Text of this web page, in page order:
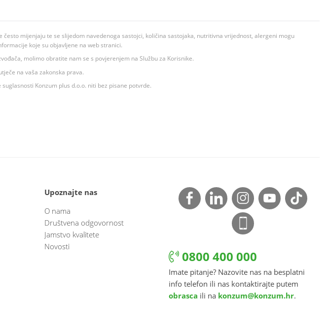
mijenjaju te se slijedom navedenoga sastojci, količina sastojaka, nutritivna vrijednost, alergeni mogu
koje su objavljene na web stranici.
molimo obratite nam se s povjerenjem na Službu za Korisnike.
na vaša zakonska prava.
Konzum plus d.o.o. niti bez pisane potvrde.
Upoznajte nas
O nama
Društvena odgovornost
Jamstvo kvalitete
Novosti
0800 400 000
Imate pitanje? Nazovite nas na besplatni
info telefon ili nas kontaktirajte putem
obrasca ili na konzum@konzum.hr.